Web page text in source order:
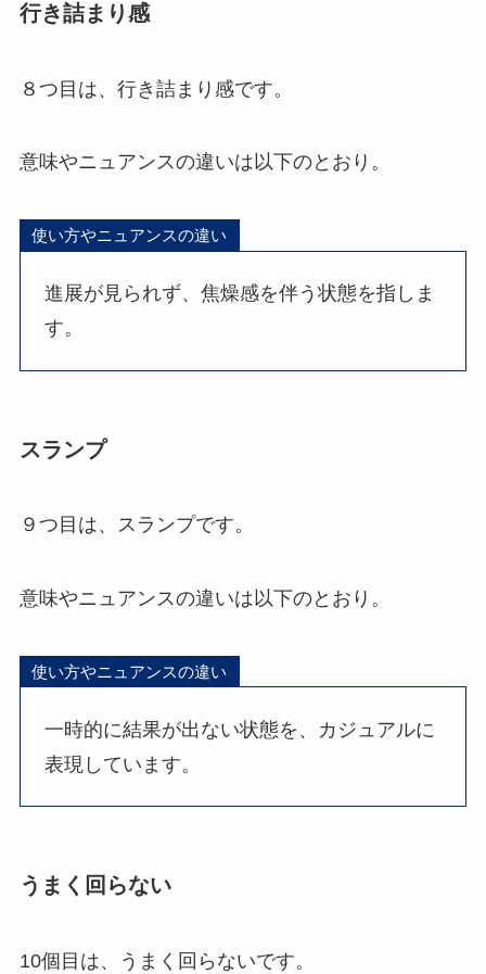
行き詰まり感
８つ目は、行き詰まり感です。
意味やニュアンスの違いは以下のとおり。
使い方やニュアンスの違い
進展が見られず、焦燥感を伴う状態を指しま
す。
スランプ
９つ目は、スランプです。
意味やニュアンスの違いは以下のとおり。
使い方やニュアンスの違い
一時的に結果が出ない状態を、カジュアルに
表現しています。
うまく回らない
10個目は、うまく回らないです。